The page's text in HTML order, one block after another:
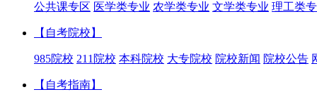
公共课专区 医学类专业 农学类专业 文学类专业 理工类
【自考院校】
985院校 211院校 本科院校 大专院校 院校新闻 院校公告
【自考指南】